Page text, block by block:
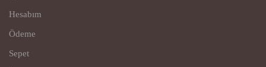
Hesabım
Ödeme
Sepet